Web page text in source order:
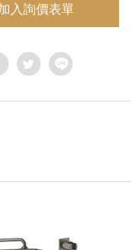
入詢價表單